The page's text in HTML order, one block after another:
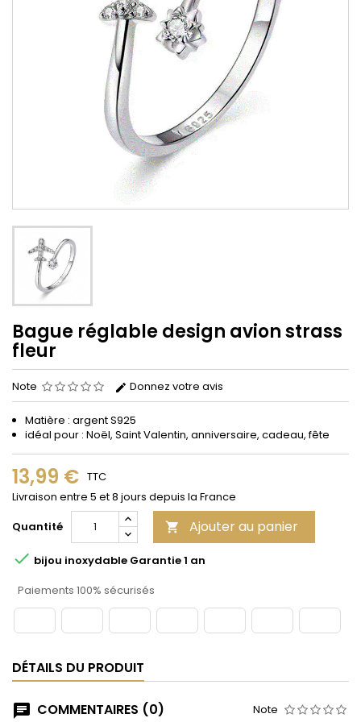
Bague réglable design avion strass
fleur
Note Donnez votre avis
Matière : argent S925
idéal pour : Noël, Saint Valentin, anniversaire, cadeau, fête
13,99 € TTC
Livraison entre 5 et 8 jours depuis la France
Quantité
 Ajouter au panier
 bijou inoxydable Garantie 1 an
Paiements 100% sécurisés
DÉTAILS DU PRODUIT
COMMENTAIRES (0) Note